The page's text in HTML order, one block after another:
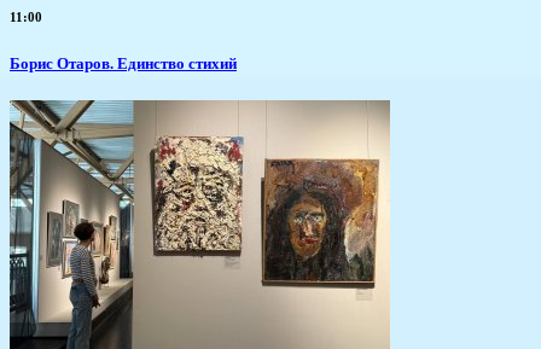
11:00
Борис Отаров. Единство стихий